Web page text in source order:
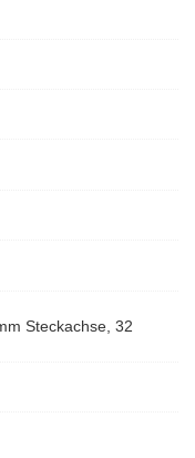
Steckachse, 32